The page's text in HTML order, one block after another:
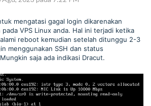
mengatasi gagal login dikarenakan
VPS Linux anda. Hal ini terjadi ketika
reboot kemudian setelah ditunggu 2-3
menggunakan SSH dan status
saja ada indikasi Dracut.